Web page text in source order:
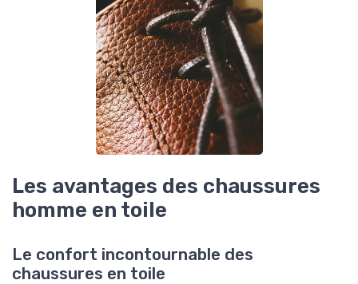
Les avantages des chaussures
homme en toile
Le confort incontournable des
chaussures en toile